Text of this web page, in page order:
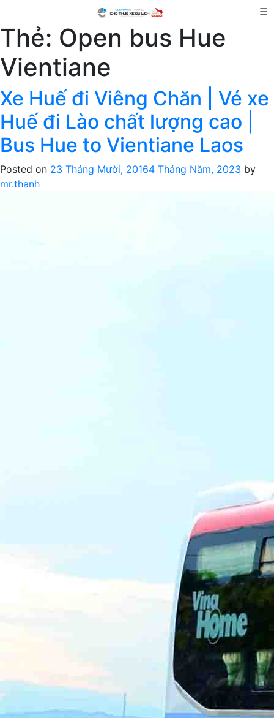
☰
Thẻ: Open bus Hue
Vientiane
Xe Huế đi Viêng Chăn | Vé xe
Huế đi Lào chất lượng cao |
Bus Hue to Vientiane Laos
Posted on 23 Tháng Mười, 20164 Tháng Năm, 2023 by
mr.thanh